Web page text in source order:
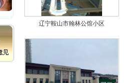
辽宁鞍山市翰林公馆小区